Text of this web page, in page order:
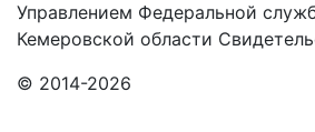
Управлением Федеральной
Кемеровской области
© 2014-2026